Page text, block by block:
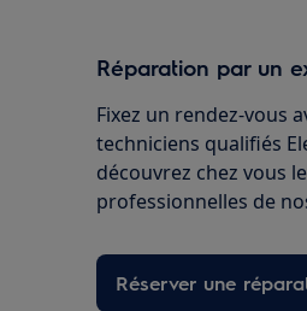
Réparation par un
Fixez un rendez-vous
techniciens qualifiés
découvrez chez vous
professionnelles de
Réserver une